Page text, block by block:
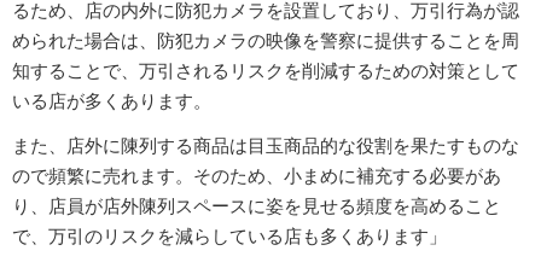
るため、店の内外に防犯カメラを設置しており、万引行為が認
められた場合は、防犯カメラの映像を警察に提供することを周
知することで、万引されるリスクを削減するための対策として
いる店が多くあります。
また、店外に陳列する商品は目玉商品的な役割を果たすものな
ので頻繁に売れます。そのため、小まめに補充する必要があ
り、店員が店外陳列スペースに姿を見せる頻度を高めること
で、万引のリスクを減らしている店も多くあります」